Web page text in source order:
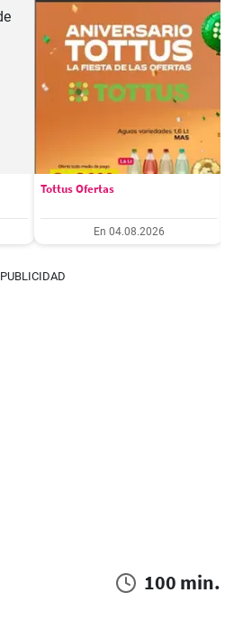
Tottus Ofertas
En 04.08.2026
PUBLICIDAD
100 min.